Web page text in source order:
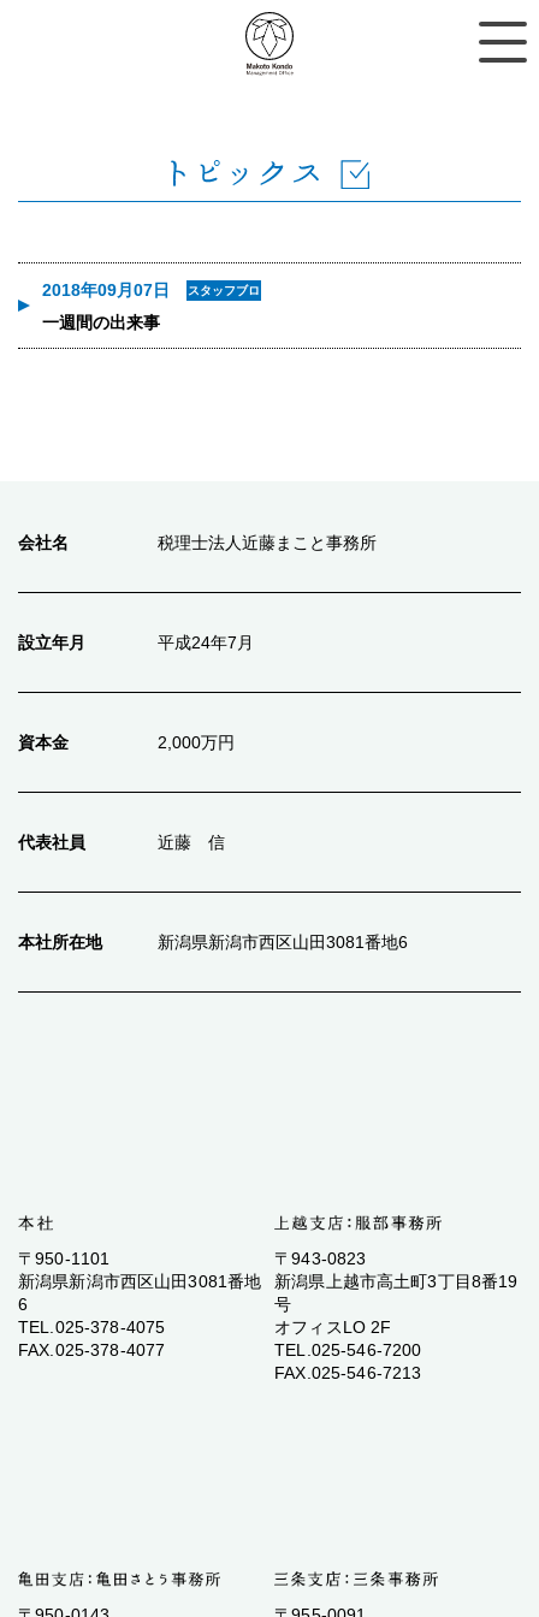
2018年09月07日
スタッフブロ
一週間の出来事
会社名 税理士法人近藤まこと事務所
設立年月 平成24年7月
資本金 2,000万円
代表社員 近藤 信
本社所在地 新潟県新潟市西区山田3081番地6
〒950-1101
新潟県新潟市西区山田3081番地
6
TEL.025-378-4075
FAX.025-378-4077
〒943-0823
新潟県上越市高土町3丁目8番19
号
オフィスLO 2F
TEL.025-546-7200
FAX.025-546-7213